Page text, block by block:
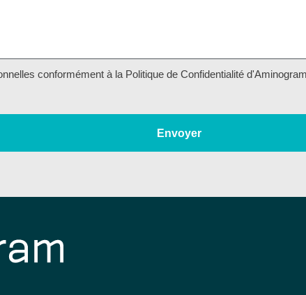
conformément à la Politique de Confidentialité
Envoyer